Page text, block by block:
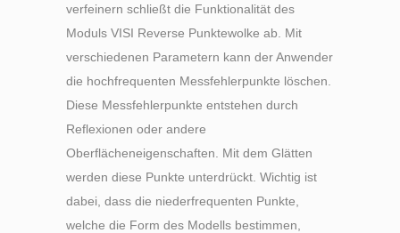
verfeinern schließt die Funktionalität des
Moduls VISI Reverse Punktewolke ab. Mit
verschiedenen Parametern kann der Anwender
die hochfrequenten Messfehlerpunkte löschen.
Diese Messfehlerpunkte entstehen durch
Reflexionen oder andere
Oberflächeneigenschaften. Mit dem Glätten
werden diese Punkte unterdrückt. Wichtig ist
dabei, dass die niederfrequenten Punkte,
welche die Form des Modells bestimmen,